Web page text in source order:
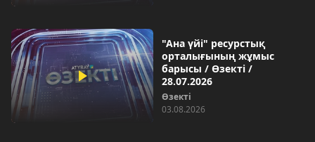
"Ана үйі" ресурстық
орталығының жұмыс
барысы / Өзекті /
28.07.2026
Өзекті
03.08.2026